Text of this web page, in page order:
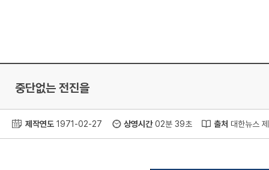
중단없는 전진을
제작연도 1971-02-27 상영시간02분 39초 출처 대한뉴스